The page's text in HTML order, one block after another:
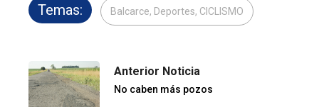
Temas: Balcarce, Deportes, CICLISMO
Anterior Noticia
No caben más pozos